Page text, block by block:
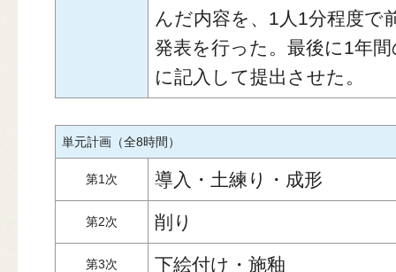
んだ内容を、1人1分程度で
発表を行った。最後に1年
に記入して提出させた。
単元計画（全8時間）
第1次 導入・土練り・成形
第2次 削り
第3次 下絵付け・施釉